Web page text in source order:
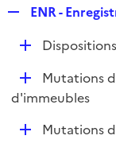
p
l
i
e
r
ENR -
D
l
D
é
Mutations
d'immeubles
DMutations